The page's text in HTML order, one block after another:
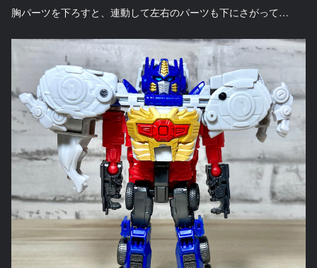
胸パーツを下ろすと、連動して左右のパーツも下にさがって…